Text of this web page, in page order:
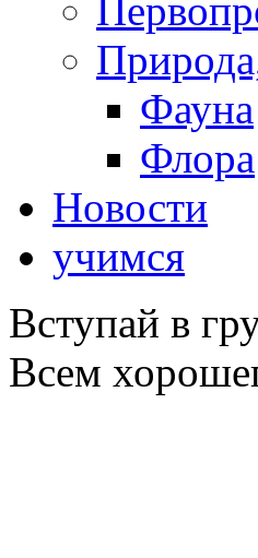
Фауна
Флора
Новости
учимся
Вступай в
Всем